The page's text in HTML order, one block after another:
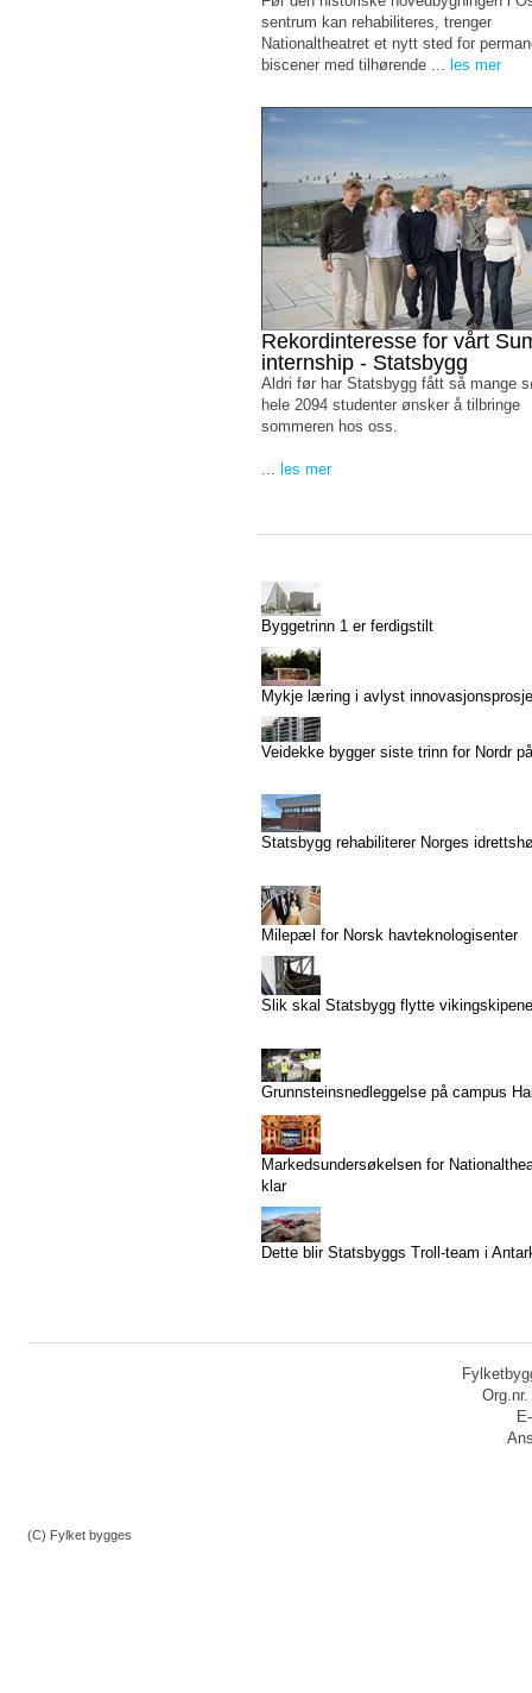
sentrum kan rehabiliteres, trenger
Nationaltheatret et nytt sted for
biscener med tilhørende ... les mer
Rekordinteresse for vårt
internship - Statsbygg
Aldri før har Statsbygg fått så mange
hele 2094 studenter ønsker å tilbringe
sommeren hos oss.
... les mer
Byggetrinn 1 er ferdigstilt
Mykje læring i avlyst
Veidekke bygger siste trinn for Nordr
Statsbygg rehabiliterer Norges
Milepæl for Norsk havteknologisenter
Slik skal Statsbygg flytte vikingskipene
Grunnsteinsnedleggelse på campus
Markedsundersøkelsen for
klar
Dette blir Statsbyggs Troll-team i
(C) Fylket bygges